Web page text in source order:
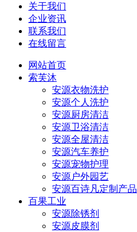
关于我们
企业资讯
联系我们
在线留言
网站首页
索芙沐
安源衣物洗护
安源个人洗护
安源厨房清洁
安源卫浴清洁
安源全屋清洁
安源汽车养护
安源宠物护理
安源户外园艺
安源百诗凡定制产品
百果工业
安源除锈剂
安源皮膜剂